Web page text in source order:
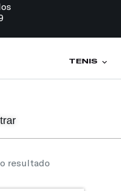
TENIS
resultado